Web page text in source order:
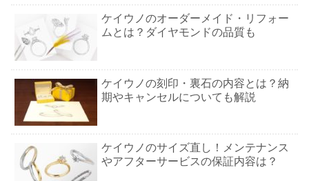
ケイウノのオーダーメイド・リフォー
ムとは？ダイヤモンドの品質も
ケイウノの刻印・裏石の内容とは？納
期やキャンセルについても解説
ケイウノのサイズ直し！メンテナンス
やアフターサービスの保証内容は？